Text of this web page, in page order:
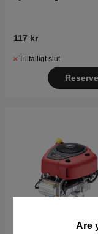
Are
117 kr
Tillfälligt slut